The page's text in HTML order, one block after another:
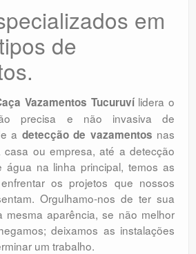
em
de
Vazamentos Tucuruvílidera o
precisa e não invasiva de
a detecção de vazamentos nas
ou empresa, até a detecção
água na linha principal, temos as
os projetos que nossos
Orgulhamo-nos de ter sua
mesma aparência, se não melhor
deixamos as instalações
um trabalho.